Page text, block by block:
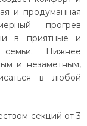
и продуманная
прогрев
в приятные и
Нижнее
и незаметным,
в любой
секций от 3